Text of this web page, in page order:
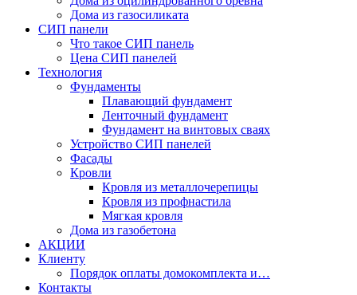
Дома из газосиликата
СИП панели
Что такое СИП панель
Цена СИП панелей
Технология
Фундаменты
Плавающий фундамент
Ленточный фундамент
Фундамент на винтовых сваях
Устройство СИП панелей
Фасады
Кровли
Кровля из металлочерепицы
Кровля из профнастила
Мягкая кровля
Дома из газобетона
АКЦИИ
Клиенту
Порядок оплаты домокомплекта и…
Контакты